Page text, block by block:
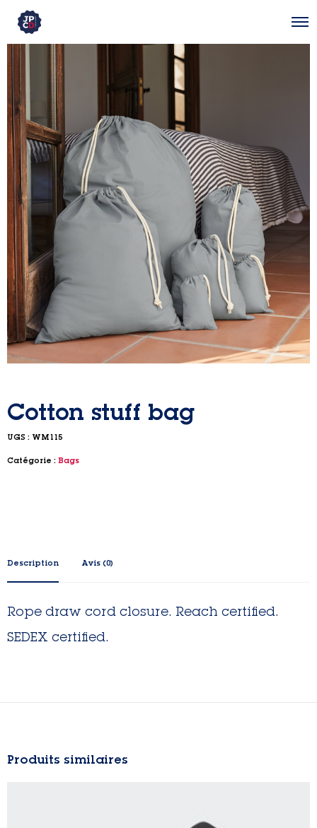
Cotton stuff bag
UGS : WM115
Catégorie : Bags
Description Avis (0)
Rope draw cord closure. Reach certified.
SEDEX certified.
Produits similaires